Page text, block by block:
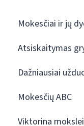
Mokesčiai ir jų
Atsiskaitymas
Dažniausiai
Mokesčių ABC
Viktorina